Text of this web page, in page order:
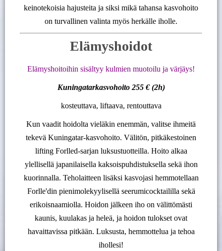
keinotekoisia hajusteita ja siksi mikä tahansa kasvohoito
on turvallinen valinta myös herkälle iholle.
Elämyshoidot
Elämyshoitoihin sisältyy kulmien muotoilu ja värjäys!
Kuningatarkasvohoito 255 € (2h)
kosteuttava, liftaava, rentouttava
Kun vaadit hoidolta vieläkin enemmän, valitse ihmeitä
tekevä Kuningatar-kasvohoito. Välitön, pitkäkestoinen
lifting Forlled-sarjan luksustuotteilla. Hoito alkaa
ylellisellä japanilaisella kaksoispuhdistuksella sekä ihon
kuorinnalla. Teholaitteen lisäksi kasvojasi hemmotellaan
Forlle'din pienimolekyylisellä seerumicocktaililla sekä
erikoisnaamiolla. Hoidon jälkeen iho on välittömästi
kaunis, kuulakas ja heleä, ja hoidon tulokset ovat
havaittavissa pitkään. Luksusta, hemmottelua ja tehoa
ihollesi!